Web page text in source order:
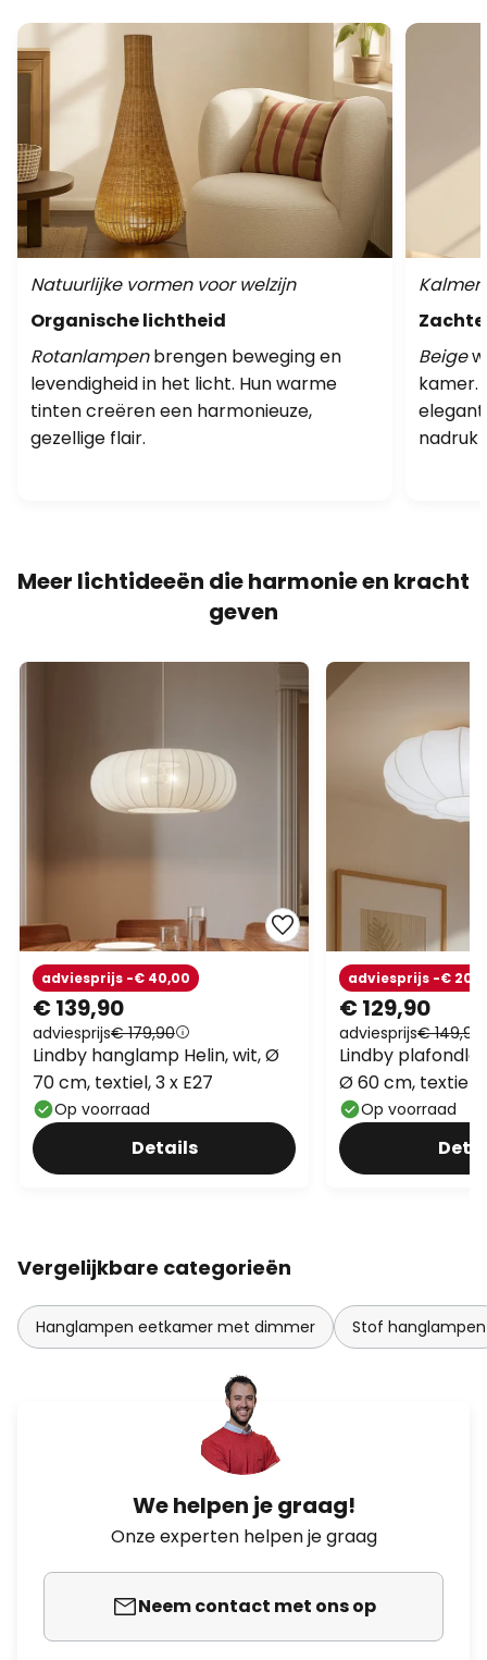
Natuurlijke vormen voor welzijn
Organische lichtheid
Rotanlampenbrengen beweging en
levendigheid in het licht. Hun warme
tinten creëren een harmonieuze,
gezellige flair.
Beige
kamer.
nadruk
Meer lichtideeën die harmonie en kracht
geven
€ 139,90
adviesprijs€ 179,90
adviesprijs -€ 40,00
Lindby hanglamp Helin, wit, Ø
70 cm, textiel, 3 x E27
Op voorraad
Details
€ 129,90
adviesprijs€ 149,90
adviesprijs -€
Lindby
Ø 60 cm, textiel,
Op voorraad
Vergelijkbare categorieën
Hanglampen eetkamer met dimmer Stof hanglampen
We helpen je graag!
Onze experten helpen je graag
Neem contact met ons op